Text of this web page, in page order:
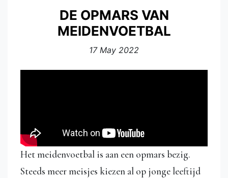
DE OPMARS VAN
MEIDENVOETBAL
17 May 2022
Het meidenvoetbal is aan een opmars bezig.
Steeds meer meisjes kiezen al op jonge leeftijd